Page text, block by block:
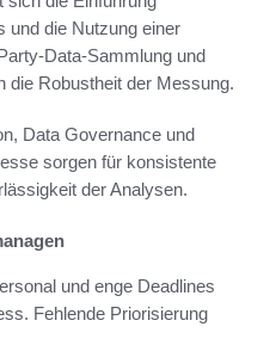
und die Nutzung einer
Data-Sammlung und
die Robustheit der Messung.
Data Governance und
sorgen für konsistente
der Analysen.
und enge Deadlines
Fehlende Priorisierung